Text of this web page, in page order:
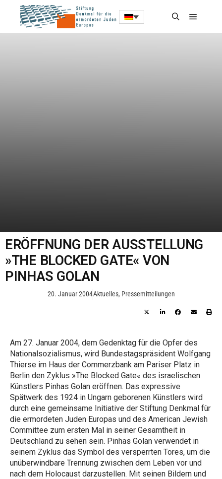
ERÖFFNUNG DER AUSSTELLUNG
»THE BLOCKED GATE« VON
PINHAS GOLAN
20. Januar 2004Aktuelles, Pressemitteilungen
Am 27. Januar 2004, dem Gedenktag für die Opfer des
Nationalsozialismus, wird Bundestagspräsident Wolfgang
Thierse im Haus der Commerzbank am Pariser Platz in
Berlin den Zyklus »The Blocked Gate« des israelischen
Künstlers Pinhas Golan eröffnen. Das expressive
Spätwerk des 1924 in Ungarn geborenen Künstlers wird
durch eine gemeinsame Initiative der Stiftung Denkmal für
die ermordeten Juden Europas und des American Jewish
Committee zum ersten Mal in seiner Gesamtheit in
Deutschland zu sehen sein. Pinhas Golan verwendet in
seinem Zyklus das Symbol des versperrten Tores, um die
unüberwindbare Trennung zwischen dem Leben vor und
nach dem Holocaust darzustellen. Mit seinen Bildern und